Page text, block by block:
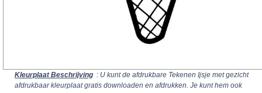
Kleurplaat Beschrijving : U kunt de afdrukbare Tekenen Ijsje met gezicht
afdrukbaar kleurplaat gratis downloaden en afdrukken. Je kunt hem ook